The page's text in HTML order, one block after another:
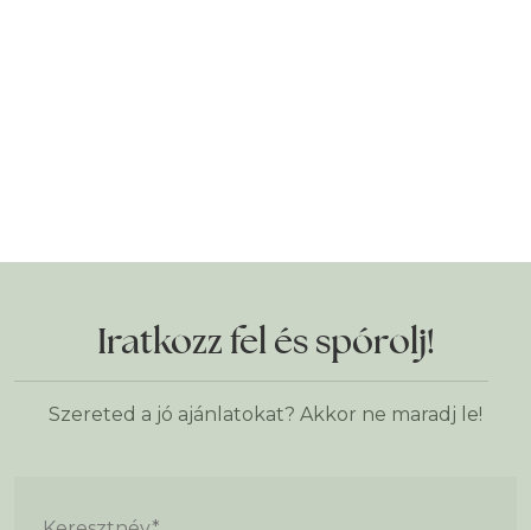
Iratkozz fel és spórolj!
Szereted a jó ajánlatokat? Akkor ne maradj le!
Keresztnév*